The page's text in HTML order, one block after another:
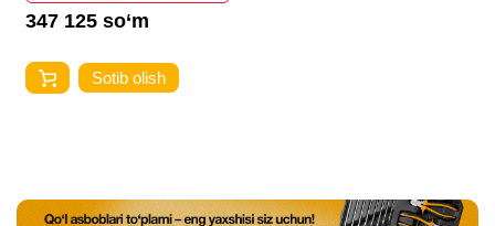
347 125 so‘m
Sotib olish